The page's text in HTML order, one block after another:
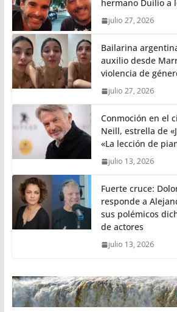
hermano Duilio a
julio 27, 2026
Bailarina
auxilio desde
violencia de
julio 27, 2026
Conmoción en el
Neill, estrella de
«La lección de
julio 13, 2026
Fuerte cruce:
responde a
sus polémicos
de actores
julio 13, 2026